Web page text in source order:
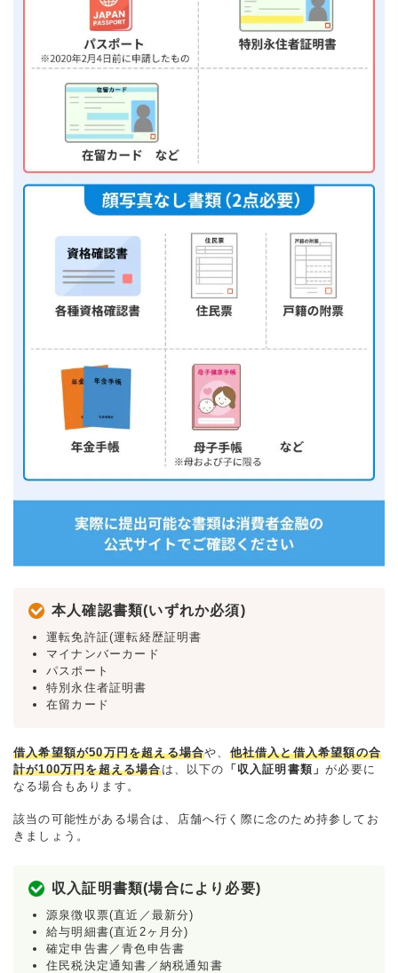
本人確認書類(いずれか必須)
運転免許証(運転経歴証明書
マイナンバーカード
パスポート
特別永住者証明書
在留カード
借入希望額が50万円を超える場合や、 他社借入と借入希望額の合
計が100万円を超える場合は、以下の 「収入証明書類」が必要に
なる場合もあります。
該当の可能性がある場合は、店舗へ行く際に念のため持参してお
きましょう。
収入証明書類(場合により必要)
源泉徴収票(直近／最新分)
給与明細書(直近2ヶ月分)
確定申告書／青色申告書
住民税決定通知書／納税通知書